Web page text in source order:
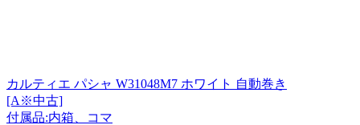
カルティエ パシャ W31048M7 ホワイト 自動巻き
[A※中古]
付属品:内箱、コマ